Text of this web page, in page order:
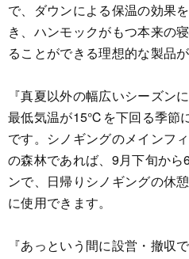
で、ダウンによる保温の効果
き、ハンモックがもつ本来の
ることができる理想的な製品が
『真夏以外の幅広いシーズンに
最低気温が15℃を下回る季節
です。シノギングのメインフ
の森林であれば、9月下旬か
ンで、日帰りシノギングの休
に使用できます。
『あっという間に設営・撤収